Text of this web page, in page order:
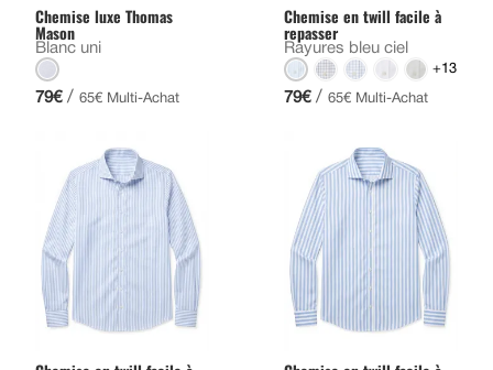
Chemise luxe Thomas
Mason
Blanc uni
79€ / 65€ Multi-Achat
Chemise en twill facile à
repasser
Rayures bleu ciel
+13
79€ / 65€ Multi-Achat